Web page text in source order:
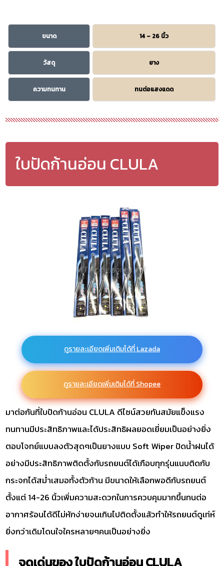
ขนาด 14 – 26 นิ้ว
วัสดุ ยาง
ความทนทาน ทนต่อแสงแดด
ใบปัดก้านอ่อน CLULA
ดูรายละเอียดเพิ่มเติมได้ที่ Lazada
ดูรายละเอียดเพิ่มเติมได้ที่ Shopee
มาต่อกันที่ใบปัดก้านอ่อน CLULA ดีไซน์สวยทันสมัยแข็งแรง
ทนทานมีประสิทธิภาพและได้ประสิทธิผลยอดเยี่ยมเป็นอย่างยิ่ง
ตอบโจทย์แบบลงตัวสุดๆเป็นยางแบบ Soft Wiper ปัดน้ำฝนได้
อย่างมีประสิทธิภาพติดตั้งกับรถยนต์ได้เกือบทุกรุ่นแนบติดกับ
กระจกได้สมํ่าเสมอทั้งตัวก้าน มีขนาดให้เลือกพอดีกับรถยนต์
ตั้งแต่ 14-26 นิ้วเพิ่มความสะดวกในการควบคุมมากขึ้นทนต่อ
อากาศร้อนได้ดีไม่หักง่ายจนเกินไปติดตั้งแล้วทำให้รถยนต์ดูเท่ห์
ยิ่งกว่าเดิมโดนใจใครหลายๆคนเป็นอย่างยิ่ง
จุดเด่นของ ใบปัดก้านอ่อน CLULA